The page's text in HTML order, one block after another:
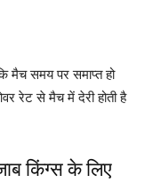
मैच समय पर समाप्त हो
रेट से मैच में देरी होती है
किंग्स के लिए